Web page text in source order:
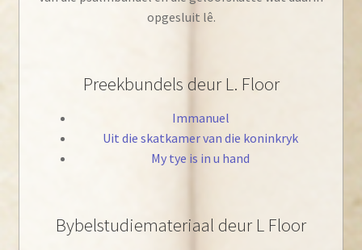
opgesluit lê.
Preekbundels deur L. Floor
Immanuel
Uit die skatkamer van die koninkryk
My tye is in u hand
Bybelstudiemateriaal deur L Floor